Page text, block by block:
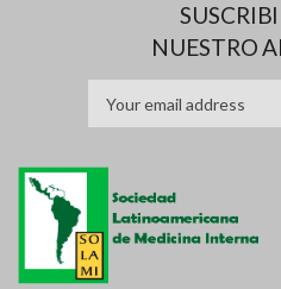
NUESTRO